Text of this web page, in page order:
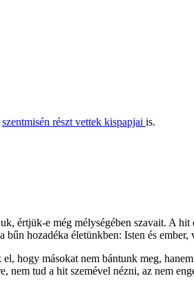
szentmisén részt vettek kispapjai is.
értjük-e még mélységében szavait. A
hozadéka életünkben: Isten és
hogy másokat nem bántunk meg,
tud a hit szemével nézni, az nem